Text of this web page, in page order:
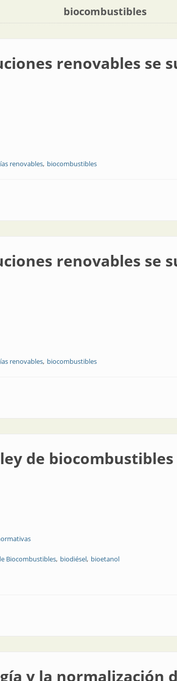
biocombustibles
renovables se
renovables biocombustibles
se suman a la agenda
renovables se
renovables biocombustibles
se suman a la agenda
de biocombustibles
Biocombustibles biodiésel bioetanol
y la normalización